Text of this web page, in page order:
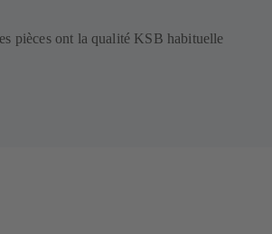
pièces ont la qualité KSB habituelle